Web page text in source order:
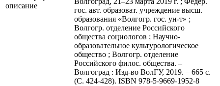
описание
гос. авт. образоват. учреждение высш.
образования «Волгогр. гос. ун-т» ;
Волгогр. отделение Российского
общества социологов ; Научно-
образовательное культурологическое
общество ; Волгогр. отделение
Российского филос. общества. –
Волгоград : Изд-во ВолГУ, 2019. – 665 с.
(С. 424-428). ISBN 978-5-9669-1952-8